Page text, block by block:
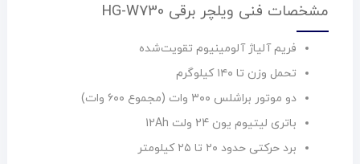
مشخصات فنی ویلچر برقی HG-W730
فریم آلیاژ آلومینیوم تقویت‌شده
تحمل وزن تا ۱۴۰ کیلوگرم
دو موتور براشلس ۳۰۰ وات (مجموع ۶۰۰ وات)
باتری لیتیوم یون 24 ولت 12Ah
برد حرکتی حدود ۲۰ تا ۲۵ کیلومتر